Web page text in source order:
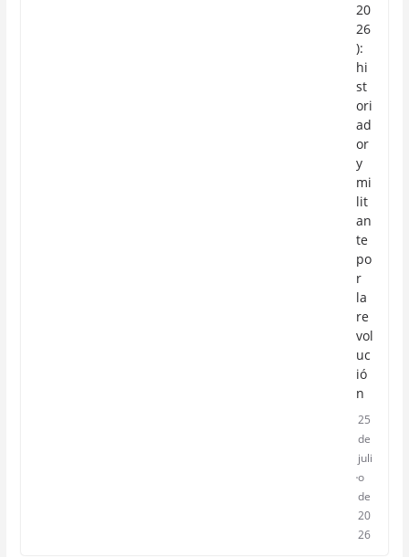
20
26
):
hi
st
ori
ad
or
y
mi
lit
an
te
po
r
la
re
vol
uc
ió
n
25
de
juli
o
de
20
26